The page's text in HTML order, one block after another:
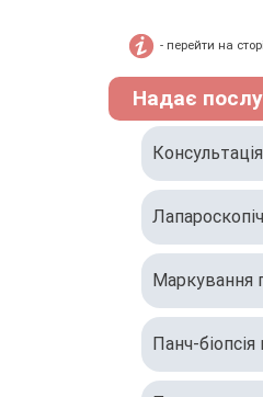
- перейти на
Надає
Маркування
Панч-